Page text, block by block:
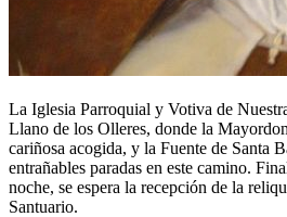
La Iglesia Parroquial y Votiva de
Llano de los Olleres, donde la
cariñosa acogida, y la Fuente de Santa
entrañables paradas en este camino.
noche, se espera la recepción de la
Santuario.